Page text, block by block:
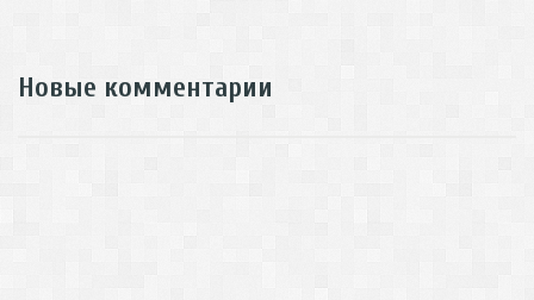
Новые комментарии